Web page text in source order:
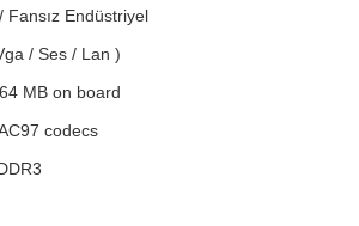
Endüstriyel
/ Ses / Lan )
MB on board
codecs